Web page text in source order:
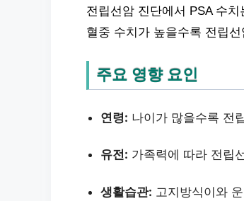
전립선암 진단에서 PSA 수
혈중 수치가 높을수록 전립
주요 영향 요인
연령: 나이가 많을수록 전
유전: 가족력에 따라 전립
생활습관: 고지방식이와